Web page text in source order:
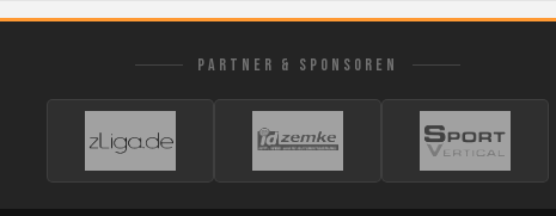
PARTNER & SPONSOREN